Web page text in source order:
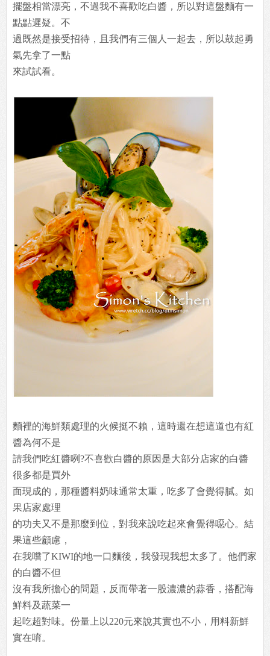
擺盤相當漂亮，不過我不喜歡吃白醬，所以對這盤麵有一
點點遲疑。不
過既然是接受招待，且我們有三個人一起去，所以鼓起勇
氣先拿了一點
來試試看。
麵裡的海鮮類處理的火候挺不賴，這時還在想這道也有紅
醬為何不是
請我們吃紅醬咧?不喜歡白醬的原因是大部分店家的白醬
很多都是買外
面現成的，那種醬料奶味通常太重，吃多了會覺得膩。如
果店家處理
的功夫又不是那麼到位，對我來說吃起來會覺得噁心。結
果這些顧慮，
在我嚐了KIWI的地一口麵後，我發現我想太多了。他們家
的白醬不但
沒有我所擔心的問題，反而帶著一股濃濃的蒜香，搭配海
鮮料及蔬菜一
起吃超對味。份量上以220元來說其實也不小，用料新鮮
實在唷。